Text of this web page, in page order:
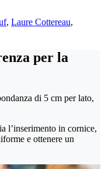
, Laure Cottereau,
per la
di 5 cm per lato,
l’inserimento in cornice,
e ottenere un